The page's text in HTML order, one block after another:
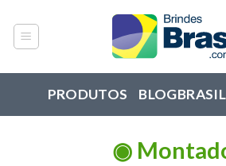
content
PRODUTOS BLOGBRASIL
◉